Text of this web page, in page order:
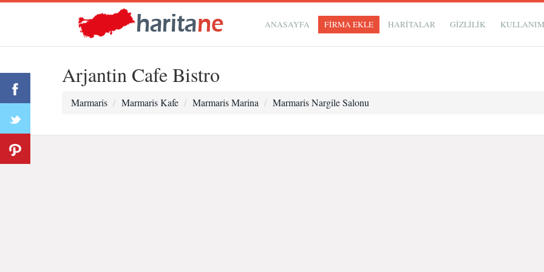
ANASAYFA FİRMA EKLE HARİTALAR GIZLILIK
Arjantin Cafe Bistro
Marmaris Marmaris Kafe Marmaris Marina Marmaris Nargile Salonu